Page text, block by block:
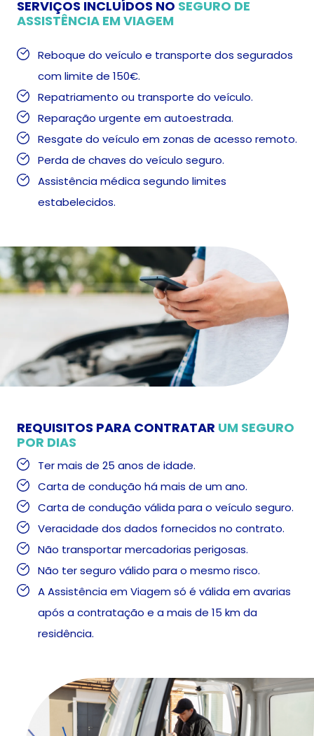
SERVIÇOS INCLUÍDOS NO SEGURO DE
ASSISTÊNCIA EM VIAGEM
Reboque do veículo e transporte dos segurados
com limite de 150€.
Repatriamento ou transporte do veículo.
Reparação urgente em autoestrada.
Resgate do veículo em zonas de acesso remoto.
Perda de chaves do veículo seguro.
Assistência médica segundo limites
estabelecidos.
REQUISITOS PARA CONTRATAR UM SEGURO
POR DIAS
Ter mais de 25 anos de idade.
Carta de condução há mais de um ano.
Carta de condução válida para o veículo seguro.
Veracidade dos dados fornecidos no contrato.
Não transportar mercadorias perigosas.
Não ter seguro válido para o mesmo risco.
A Assistência em Viagem só é válida em avarias
após a contratação e a mais de 15 km da
residência.